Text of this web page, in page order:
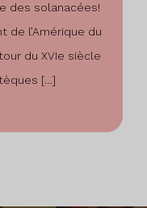
des solanacées!
de l’Amérique du
du XVIe siècle
[…]